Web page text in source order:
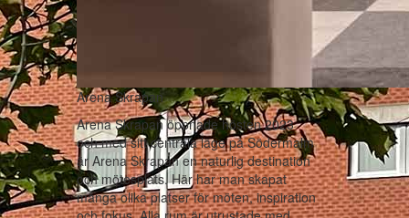
Arena Skrapan
Arena Skrapan öppnade hösten 2023
och med sitt centrala läge på Södermalm
är Arena Skrapan en naturlig destination
och mötesplats. Här har man skapat
många olika platser för möten, inspiration